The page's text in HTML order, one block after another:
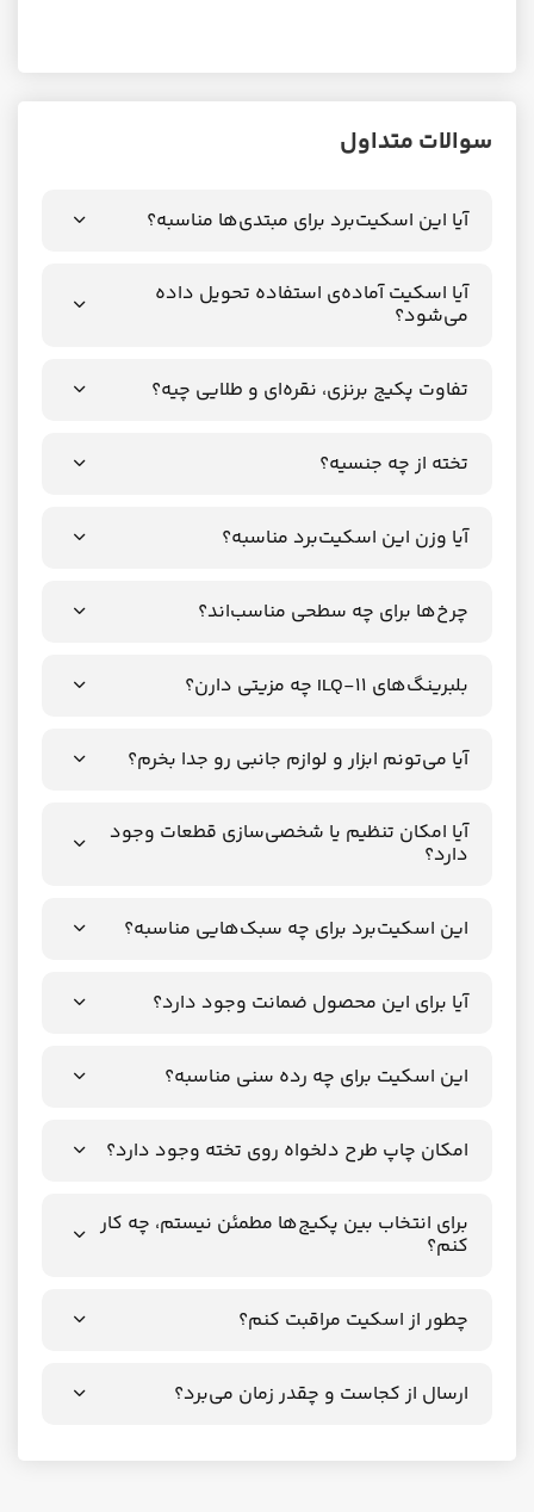
سوالات متداول
آیا این اسکیت‌برد برای مبتدی‌ها مناسبه؟
آیا اسکیت آماده‌ی استفاده تحویل داده
می‌شود؟
تفاوت پکیج برنزی، نقره‌ای و طلایی چیه؟
تخته از چه جنسیه؟
آیا وزن این اسکیت‌برد مناسبه؟
چرخ‌ها برای چه سطحی مناسب‌اند؟
بلبرینگ‌های ILQ-11 چه مزیتی دارن؟
آیا می‌تونم ابزار و لوازم جانبی رو جدا بخرم؟
آیا امکان تنظیم یا شخصی‌سازی قطعات وجود
دارد؟
این اسکیت‌برد برای چه سبک‌هایی مناسبه؟
آیا برای این محصول ضمانت وجود دارد؟
این اسکیت برای چه رده سنی مناسبه؟
امکان چاپ طرح دلخواه روی تخته وجود دارد؟
برای انتخاب بین پکیج‌ها مطمئن نیستم، چه کار
کنم؟
چطور از اسکیت مراقبت کنم؟
ارسال از کجاست و چقدر زمان می‌برد؟